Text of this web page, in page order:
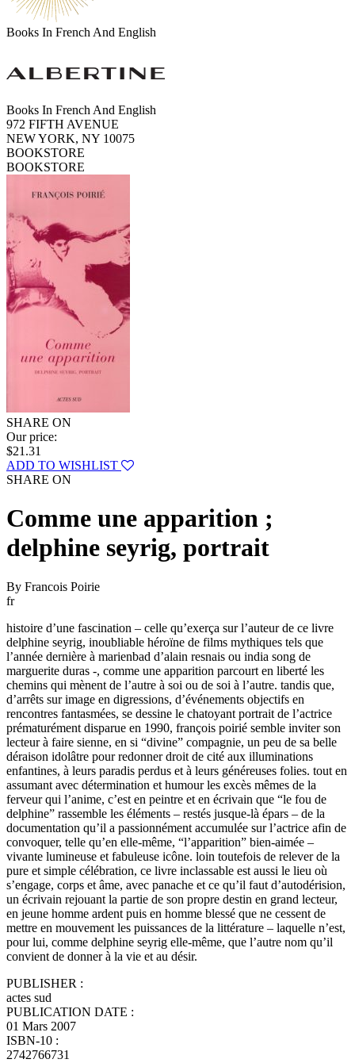
Books In French And English
Books In French And English
972 FIFTH AVENUE
NEW YORK, NY 10075
BOOKSTORE
BOOKSTORE
SHARE ON
Our price:
$21.31
ADD TO WISHLIST
SHARE ON
Comme une apparition ;
delphine seyrig, portrait
By Francois Poirie
fr
histoire d’une fascination – celle qu’exerça sur l’auteur de ce livre
delphine seyrig, inoubliable héroïne de films mythiques tels que
l’année dernière à marienbad d’alain resnais ou india song de
marguerite duras -, comme une apparition parcourt en liberté les
chemins qui mènent de l’autre à soi ou de soi à l’autre. tandis que,
d’arrêts sur image en digressions, d’événements objectifs en
rencontres fantasmées, se dessine le chatoyant portrait de l’actrice
prématurément disparue en 1990, françois poirié semble inviter son
lecteur à faire sienne, en si “divine” compagnie, un peu de sa belle
déraison idolâtre pour redonner droit de cité aux illuminations
enfantines, à leurs paradis perdus et à leurs généreuses folies. tout en
assumant avec détermination et humour les excès mêmes de la
ferveur qui l’anime, c’est en peintre et en écrivain que “le fou de
delphine” rassemble les éléments – restés jusque-là épars – de la
documentation qu’il a passionnément accumulée sur l’actrice afin de
convoquer, telle qu’en elle-même, “l’apparition” bien-aimée –
vivante lumineuse et fabuleuse icône. loin toutefois de relever de la
pure et simple célébration, ce livre inclassable est aussi le lieu où
s’engage, corps et âme, avec panache et ce qu’il faut d’autodérision,
un écrivain rejouant la partie de son propre destin en grand lecteur,
en jeune homme ardent puis en homme blessé que ne cessent de
mettre en mouvement les puissances de la littérature – laquelle n’est,
pour lui, comme delphine seyrig elle-même, que l’autre nom qu’il
convient de donner à la vie et au désir.
PUBLISHER :
actes sud
PUBLICATION DATE :
01 Mars 2007
ISBN-10 :
2742766731